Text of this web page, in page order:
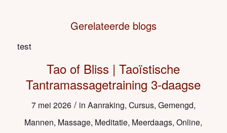
Gerelateerde blogs
test
Tao of Bliss | Taoïstische
Tantramassagetraining 3-daagse
7 mei 2026 / in Aanraking, Cursus, Gemengd,
Mannen, Massage, Meditatie, Meerdaags,Online,